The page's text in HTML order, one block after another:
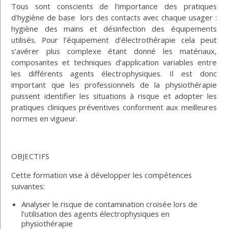
Tous sont conscients de l’importance des pratiques
d’hygiène de base lors des contacts avec chaque usager :
hygiène des mains et désinfection des équipements
utilisés. Pour l’équipement d’électrothérapie cela peut
s’avérer plus complexe étant donné les matériaux,
composantes et techniques d’application variables entre
les différents agents électrophysiques. Il est donc
important que les professionnels de la physiothérapie
puissent identifier les situations à risque et adopter les
pratiques cliniques préventives conforment aux meilleures
normes en vigueur.
OBJECTIFS
Cette formation vise à développer les compétences
suivantes:
Analyser le risque de contamination croisée lors de
l’utilisation des agents électrophysiques en
physiothérapie